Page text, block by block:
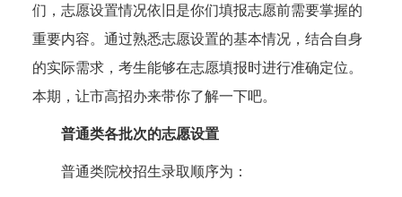
们，志愿设置情况依旧是你们填报志愿前需要掌握的
重要内容。通过熟悉志愿设置的基本情况，结合自身
的实际需求，考生能够在志愿填报时进行准确定位。
本期，让市高招办来带你了解一下吧。
普通类各批次的志愿设置
普通类院校招生录取顺序为：